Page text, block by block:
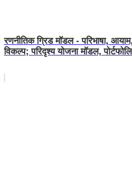
रणनीतिक ग्रिड मॉडल - परिभाषा,
विकल्प; परिदृश्य योजना मॉडल,